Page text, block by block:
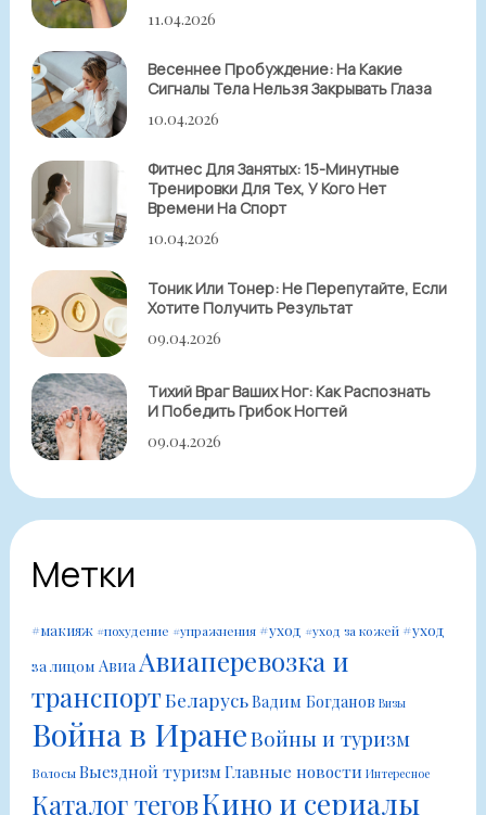
11.04.2026
Весеннее Пробуждение: На Какие
Сигналы Тела Нельзя Закрывать Глаза
10.04.2026
Фитнес Для Занятых: 15-Минутные
Тренировки Для Тех, У Кого Нет
Времени На Спорт
10.04.2026
Тоник Или Тонер: Не Перепутайте, Если
Хотите Получить Результат
09.04.2026
Тихий Враг Ваших Ног: Как Распознать
И Победить Грибок Ногтей
09.04.2026
Метки
#макияж #похудение #упражнения #уход #уход за кожей #уход
за лицом Авиа Авиаперевозка и
транспортБеларусьВадим Богданов Визы
Война в ИранеВойны и туризм
ВолосыВыездной туризмГлавные новости Интересное
Каталог теговКино и сериалы